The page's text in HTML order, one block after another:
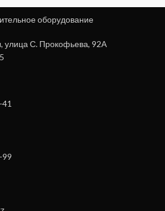
оборудование
улица С. Прокофьева, 92А
99